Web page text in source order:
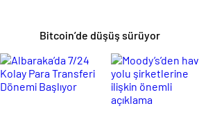
Bitcoin’de düşüş sürüyor